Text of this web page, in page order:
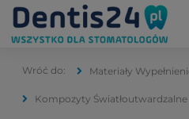
Materiały
Kompozyty Światłoutwardzalne